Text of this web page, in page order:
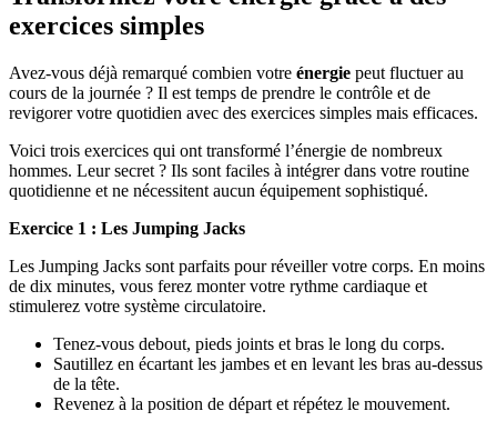
exercices simples
Avez-vous déjà remarqué combien votre énergie peut fluctuer au
cours de la journée ? Il est temps de prendre le contrôle et de
revigorer votre quotidien avec des exercices simples mais efficaces.
Voici trois exercices qui ont transformé l’énergie de nombreux
hommes. Leur secret ? Ils sont faciles à intégrer dans votre routine
quotidienne et ne nécessitent aucun équipement sophistiqué.
Exercice 1 : Les Jumping Jacks
Les Jumping Jacks sont parfaits pour réveiller votre corps. En moins
de dix minutes, vous ferez monter votre rythme cardiaque et
stimulerez votre système circulatoire.
Tenez-vous debout, pieds joints et bras le long du corps.
Sautillez en écartant les jambes et en levant les bras au-dessus
de la tête.
Revenez à la position de départ et répétez le mouvement.